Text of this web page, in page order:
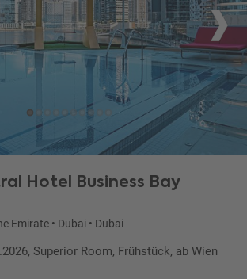
Hotel Business Bay
Emirate • Dubai • Dubai
Superior Room, Frühstück, ab Wien